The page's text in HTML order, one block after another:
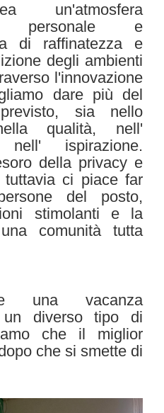
un'atmosfera
personale e
di raffinatezza e
degli ambienti
l'innovazione
dare più del
sia nello
qualità, nell'
ispirazione.
della privacy e
tuttavia ci piace far
del posto,
stimolanti e la
comunità tutta
una vacanza
un diverso tipo di
che il miglior
che si smette di